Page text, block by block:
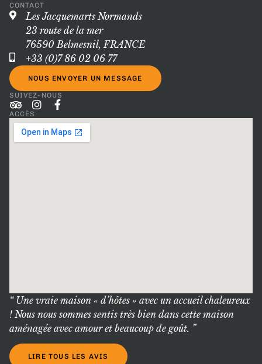
A nice touch was the full linen bedding.
Something I've never experienced before, but I'm
a convert now!
CONTACT
Les Jacquemarts Normands
23 route de la mer
76590 Belmesnil, FRANCE
+33 (0)7 86 02 06 77
NOUS ENVOYER UN MESSAGE
SUIVEZ-NOUS
ACCÈS
“ Une vraie maison « d’hôtes » avec un accueil chaleureux
! Nous nous sommes sentis très bien dans cette maison
aménagée avec amour et beaucoup de goût. ”
LIRE TOUS LES AVIS